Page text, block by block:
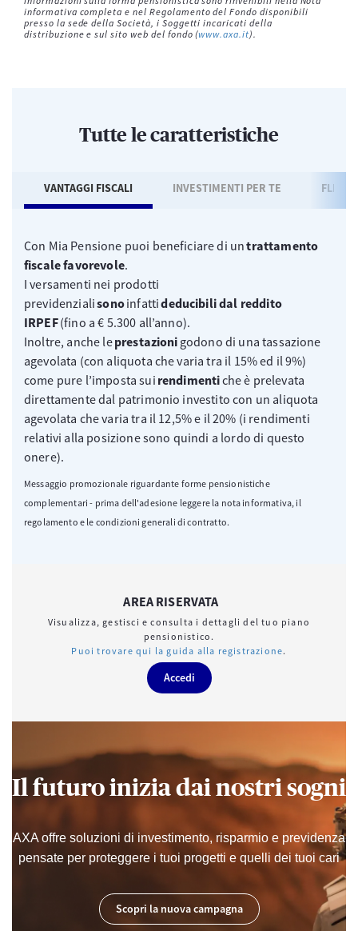
informativa completa e nel Regolamento del Fondo disponibili
presso la sede della Società, i Soggetti incaricati della
distribuzione e sul sito web del fondo (www.axa.it).
Tutte le caratteristiche
VANTAGGI FISCALI INVESTIMENTI PER TE
Con Mia Pensione puoi beneficiare di untrattamento
fiscale favorevole.
I versamenti nei prodotti
previdenzialisonoinfattideducibili dal reddito
IRPEF(fino a € 5.300 all’anno).
Inoltre, anche leprestazioni godono di una tassazione
agevolata (con aliquota che varia tra il 15% ed il 9%)
come pure l’imposta sui rendimentiche è prelevata
direttamente dal patrimonio investito con un aliquota
agevolata che varia tra il 12,5% e il 20% (i rendimenti
relativi alla posizione sono quindi a lordo di questo
onere).
Messaggio promozionale riguardante forme pensionistiche
complementari - prima dell'adesione leggere la nota informativa, il
regolamento e le condizioni generali di contratto.
AREA RISERVATA
Visualizza, gestisci e consulta i dettagli del tuo piano
pensionistico.
Puoi trovare qui la guida alla registrazione.
Accedi
Il futuro inizia dai nostri sogni
AXA offre soluzioni di investimento, risparmio e previdenza
pensate per proteggere i tuoi progetti e quelli dei tuoi cari
Scopri la nuova campagna